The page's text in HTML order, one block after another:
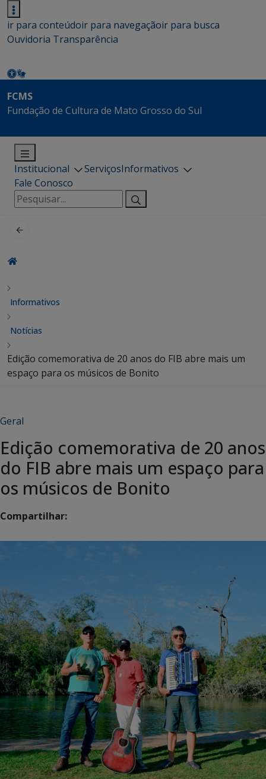
ir para conteúdoir para navegaçãoir para busca
Ouvidoria Transparência
FCMS
Fundação de Cultura de Mato Grosso do Sul
Institucional ServiçosInformativos
Fale Conosco
Pesquisar
por:
Informativos
Notícias
Edição comemorativa de 20 anos do FIB abre mais um
espaço para os músicos de Bonito
Geral
Edição comemorativa de 20 anos
do FIB abre mais um espaço para
os músicos de Bonito
Compartilhar: